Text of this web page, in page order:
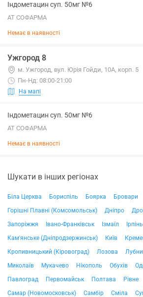
Індометацин суп. 50мг №6
АТ СОФАРМА
Немає в наявності
Ужгород 8
м. Ужгород, вул. Юрія Гойди, 10А, корп. 5
Пн-Нд: 08:00-21:00
На мапі
Індометацин суп. 50мг №6
АТ СОФАРМА
Немає в наявності
Шукати в інших регіонах
Біла Церква Бориспіль Боярка Бровари
Горішні Плавні (Комсомольськ)
Дніпро
Запоріжжя
Івано-Франківськ Ізмаїл
Ірпінь
Кам'янське (Дніпродзержинськ)
Київ
Кропивницький (Кіровоград)
Лозова Лубни
Миколаїв
Мукачево Нікополь Обухів
Павлоград
Первомайськ Полтава
Рівне
Самар (Новомосковськ)
Самбір Сміла